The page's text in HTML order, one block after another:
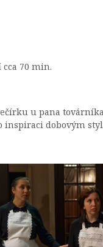
cca 70 min.
u pana
inspiraci dobovým